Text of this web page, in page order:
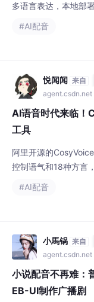
多语言表达，本地部
配音，显著提升视频
#AI配音
悦闻闻 来自
agent.csdn.net
AI语音时代来临！
工具
阿里开源的
控制语气和18种方言
部署、隐私安全，正
#AI配音
小馬锅 来自
agent.csdn.net
小说配音不再难
EB-UI制作广播剧